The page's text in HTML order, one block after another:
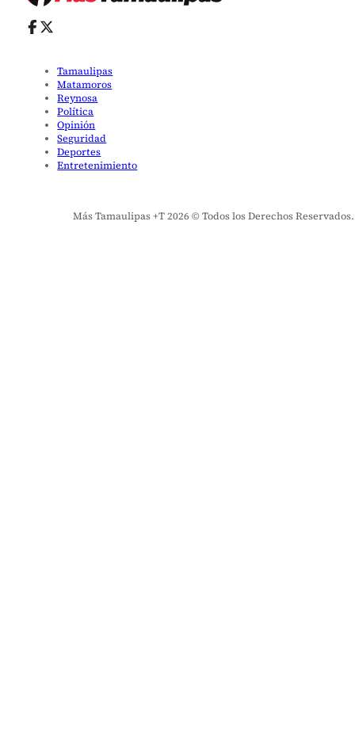
Tamaulipas
Matamoros
Reynosa
Política
Opinión
Seguridad
Deportes
Entretenimiento
Más Tamaulipas +T 2026 © Todos los Derechos